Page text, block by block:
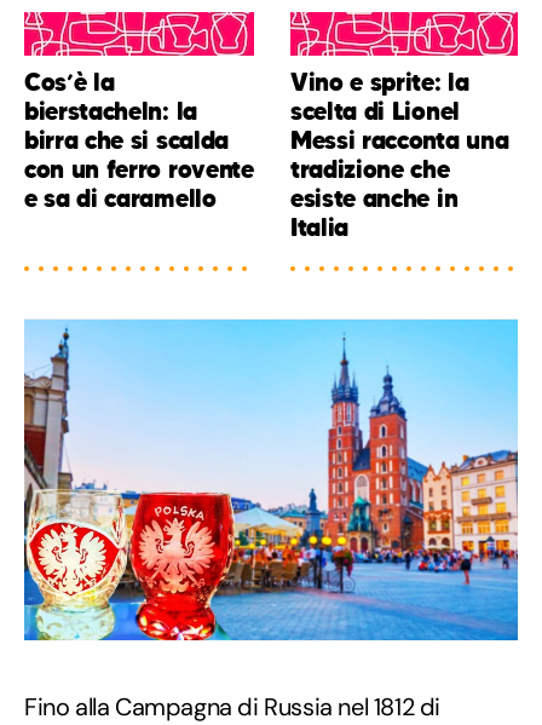
Cos’è la
bierstacheln: la
birra che si scalda
con un ferro rovente
e sa di caramello
Vino e sprite: la
scelta di Lionel
Messi racconta una
tradizione che
esiste anche in
Italia
Fino alla Campagna di Russia nel 1812 di